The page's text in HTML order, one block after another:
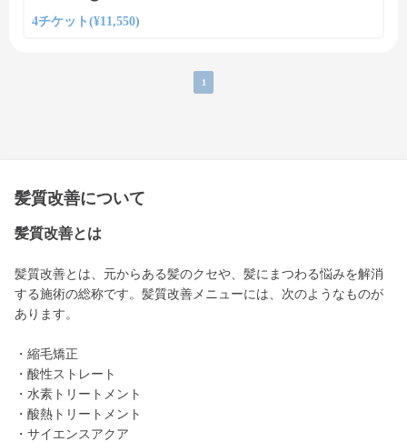
4チケット(¥11,550)
1
髪質改善について
髪質改善とは
髪質改善とは、元からある髪のクセや、髪にまつわる悩みを解消
する施術の総称です。髪質改善メニューには、次のようなものが
あります。
・縮毛矯正
・酸性ストレート
・水素トリートメント
・酸熱トリートメント
・サイエンスアクア